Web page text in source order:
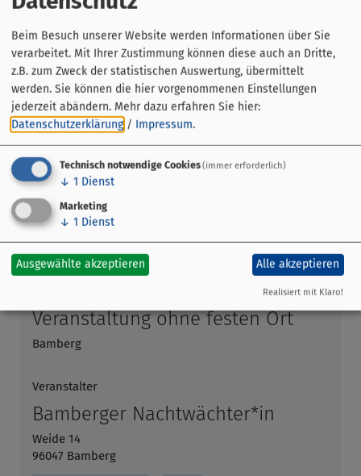
Keine Rundgänge am Karfreitag!
Hinweise:
Diese Führung kann auch fürGruppen gebucht werden.
Veranstaltung ohne festen Ort
Bamberg
Veranstalter
Bamberger Nachtwächter*in
Weide 14
96047 Bamberg
Beim Besuch unserer Website werden Informationen über Sie
verarbeitet. Mit Ihrer Zustimmung können diese auch an Dritte,
z.B. zum Zweck der statistischen Auswertung, übermittelt
werden. Sie können die hier vorgenommenen Einstellungen
jederzeit abändern. Mehr dazu erfahren Sie hier:
Datenschutzerklärung / Impressum.
Technisch notwendige Cookies(immer erforderlich)
↓ 1 Dienst
Marketing
↓ 1 Dienst
Ausgewählte akzeptieren Alle akzeptieren
Realisiert mit Klaro!